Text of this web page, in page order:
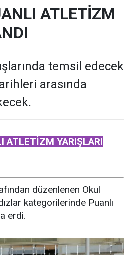
ATLETİZM
temsil edecek
arasında
ATLETİZM YARIŞLARI
düzenlenen Okul
kategorilerinde Puanlı
erdi.